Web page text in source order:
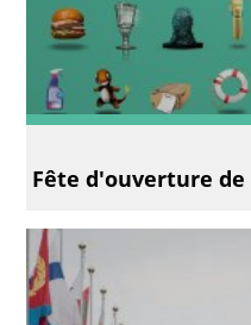
Fête d'ouverture de